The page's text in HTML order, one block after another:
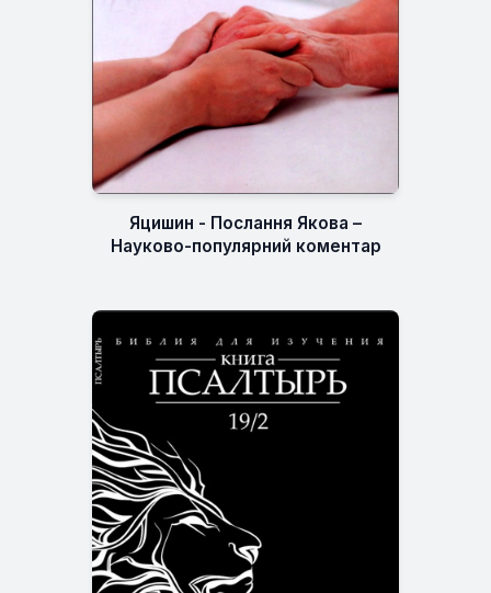
Яцишин - Послання Якова –
Науково-популярний коментар